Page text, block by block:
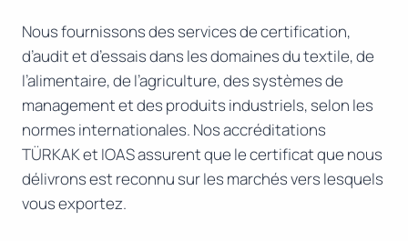
Nous fournissons des services de certification,
d’audit et d’essais dans les domaines du textile, de
l’alimentaire, de l’agriculture, des systèmes de
management et des produits industriels, selon les
normes internationales. Nos accréditations
TÜRKAK et IOAS assurent que le certificat que nous
délivrons est reconnu sur les marchés vers lesquels
vous exportez.